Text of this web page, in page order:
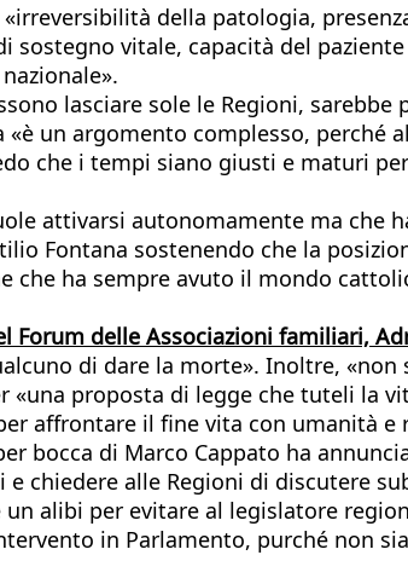
«irreversibilità della patologia,
vitale, capacità del
lasciare sole le Regioni, sarebbe
un argomento complesso, perché
che i tempi siano giusti e maturi
attivarsi autonomamente ma che
Fontana sostenendo che la
che ha sempre avuto il mondo
Forum delle Associazioni familiari,
di dare la morte». Inoltre, «non
«una proposta di legge che tuteli la
affrontare il fine vita con umanità e
bocca di Marco Cappato ha
chiedere alle Regioni di discutere
alibi per evitare al legislatore
in Parlamento, purché non